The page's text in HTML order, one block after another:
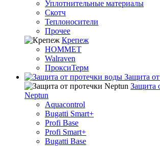
Уплотнительные материалы
Скотч
Теплоносители
Прочее
Крепеж
HOMMET
Walraven
ПроксиТерм
Защита
Защита
Neptun
Aquacontrol
Bugatti Smart+
Profi Base
Profi Smart+
Bugatti Base